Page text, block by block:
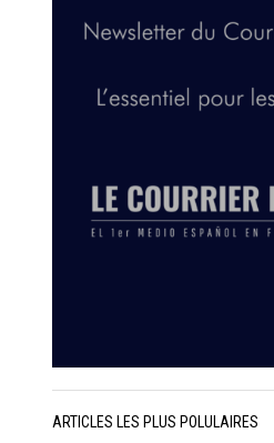
ARTICLES LES PLUS POLULAIRES